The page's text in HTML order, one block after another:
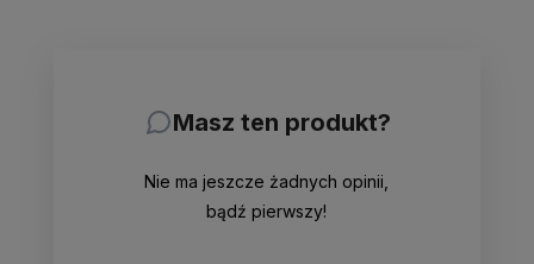
Masz ten produkt?
Nie ma jeszcze żadnych opinii,
bądź pierwszy!